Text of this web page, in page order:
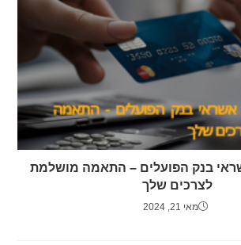
בנק הפועלים – התאמה מושלמת
לצרכים שלך
מאי 21, 2024